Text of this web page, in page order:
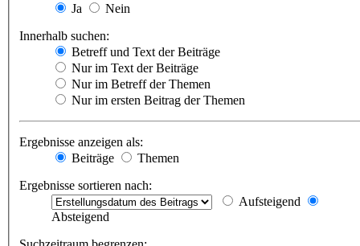
Ja
Nein
Innerhalb suchen:
Betreff und Text der Beiträge
Nur im Text der Beiträge
Nur im Betreff der Themen
Nur im ersten Beitrag der Themen
Ergebnisse anzeigen als:
Beiträge
Themen
Ergebnisse sortieren nach:
Aufsteigend
Absteigend